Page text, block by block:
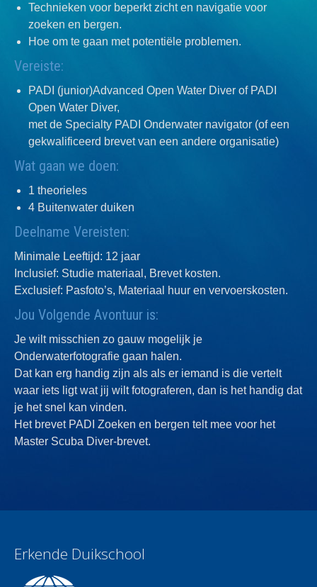
Technieken voor beperkt zicht en navigatie voor
zoeken en bergen.
Hoe om te gaan met potentiële problemen.
Vereiste:
PADI (junior)Advanced Open Water Diver of PADI
Open Water Diver,
met de Specialty PADI Onderwater navigator (of een
gekwalificeerd brevet van een andere organisatie)
Wat gaan we doen:
1 theorieles
4 Buitenwater duiken
Deelname Vereisten:
Minimale Leeftijd: 12 jaar
Inclusief: Studie materiaal, Brevet kosten.
Exclusief: Pasfoto’s, Materiaal huur en vervoerskosten.
Jou Volgende Avontuur is:
Je wilt misschien zo gauw mogelijk je
Onderwaterfotografie gaan halen.
Dat kan erg handig zijn als als er iemand is die vertelt
waar iets ligt wat jij wilt fotograferen, dan is het handig dat
je het snel kan vinden.
Het brevet PADI Zoeken en bergen telt mee voor het
Master Scuba Diver-brevet.
Erkende Duikschool